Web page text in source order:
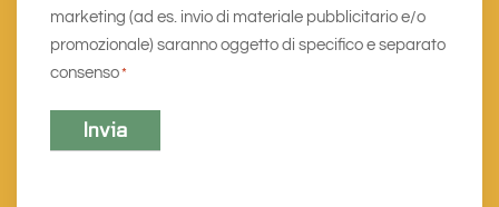
marketing (ad es. invio di materiale pubblicitario e/o
promozionale) saranno oggetto di specifico e separato
consenso*